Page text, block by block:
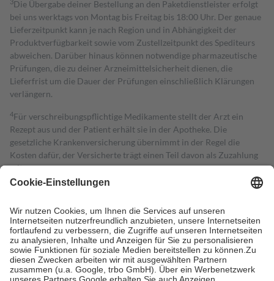
3Die Übergabe deiner Bestellung an den Paketdienstleister erfolgt
bei uns werktags von Montag bis Freitag bis 18:00 Uhr. Der genaue
Lieferzeitpunkt kann je nach Region und in Abhängigkeit der
Produktverfügbarkeit sowie vom Zustellzeitpunkt des Spediteurs
abweichen. Darüber hinaus können notwendige pharmazeutische
Prüfungen, die zu deiner Arzneimittelsicherheit dienen, die
Lieferfrist um die Dauer der Prüfungen einschließlich Klärungen
verlängern.
4Für verschreibungspflichtige Medikamente stellt der Arzt ein
Rezept aus und der Patient erhält sie in der Apotheke. Die
gesetzliche Krankenversicherung übernimmt in der Regel die
Kosten dafür, der Versicherte trägt einen Teil davon als Zuzahlung
mit.
Grundsätzlich leisten Mitglieder Zuzahlungen in Höhe von zehn
höchstens zehn Euro.
Es sind jedoch nie mehr als die tatsächlichen
Kosten der Leistung zu entrichten.
Diese Regeln gelten grundsätzlich auch für Online-Apotheken.
Bei Heilmitteln und häuslicher Krankenpflege beträgt die
Zuzahlung zehn Prozent der Kosten sowie zehn Euro je
Verordnung.